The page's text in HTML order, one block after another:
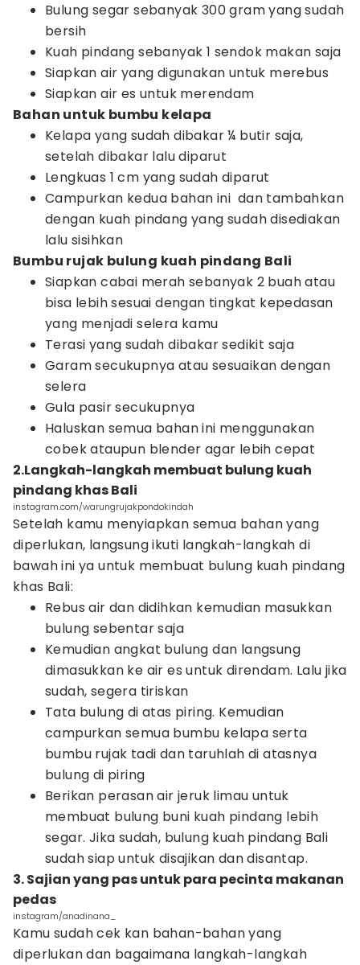
Bulung segar sebanyak 300 gram yang sudah
bersih
Kuah pindang sebanyak 1 sendok makan saja
Siapkan air yang digunakan untuk merebus
Siapkan air es untuk merendam
Bahan untuk bumbu kelapa
Kelapa yang sudah dibakar ¼ butir saja,
setelah dibakar lalu diparut
Lengkuas 1 cm yang sudah diparut
Campurkan kedua bahan ini dan tambahkan
dengan kuah pindang yang sudah disediakan
lalu sisihkan
Bumbu rujak bulung kuah pindang Bali
Siapkan cabai merah sebanyak 2 buah atau
bisa lebih sesuai dengan tingkat kepedasan
yang menjadi selera kamu
Terasi yang sudah dibakar sedikit saja
Garam secukupnya atau sesuaikan dengan
selera
Gula pasir secukupnya
Haluskan semua bahan ini menggunakan
cobek ataupun blender agar lebih cepat
2.Langkah-langkah membuat bulung kuah
pindang khas Bali
instagram.com/warungrujakpondokindah
Setelah kamu menyiapkan semua bahan yang
diperlukan, langsung ikuti langkah-langkah di
bawah ini ya untuk membuat bulung kuah pindang
khas Bali:
Rebus air dan didihkan kemudian masukkan
bulung sebentar saja
Kemudian angkat bulung dan langsung
dimasukkan ke air es untuk direndam. Lalu jika
sudah, segera tiriskan
Tata bulung di atas piring. Kemudian
campurkan semua bumbu kelapa serta
bumbu rujak tadi dan taruhlah di atasnya
bulung di piring
Berikan perasan air jeruk limau untuk
membuat bulung buni kuah pindang lebih
segar. Jika sudah, bulung kuah pindang Bali
sudah siap untuk disajikan dan disantap.
3. Sajian yang pas untuk para pecinta makanan
pedas
instagram/anadinana_
Kamu sudah cek kan bahan-bahan yang
diperlukan dan bagaimana langkah-langkah